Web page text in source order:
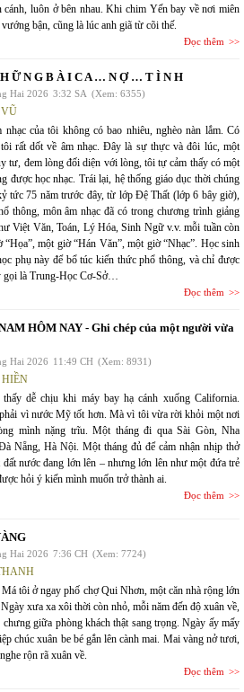
luôn ở bên nhau. Khi chim Yến bay về nơi miên
bận, cũng là lúc anh giã từ cõi thế.
Đọc thêm
H Ữ N G B À I C A … N Ợ … T Ì N H
Hai 2026 3:32 SA (Xem: 6355)
VŨ
nhạc của tôi không có bao nhiêu, nghèo nàn lắm. Có
rất dốt về âm nhạc. Đây là sự thực và đôi lúc, một
tư, đem lòng đối diện với lòng, tôi tự cảm thấy có một
được học nhạc. Trái lại, hệ thống giáo dục thời chúng
tức 75 năm trước đây, từ lớp Đệ Thất (lớp 6 bây giờ),
thông, môn âm nhạc đã có trong chương trình giảng
Việt Văn, Toán, Lý Hóa, Sinh Ngữ v.v. mỗi tuần còn
một giờ “Hán Văn”, một giờ “Nhạc”. Học sinh
phụ này để bổ túc kiến thức phổ thông, và chỉ được
gọi là Trung-Học Cơ-Sở…
Đọc thêm
HÔM NAY - Ghi chép của một người vừa
Hai 2026 11:49 CH (Xem: 8931)
dễ chịu khi máy bay hạ cánh xuống California.
vì nước Mỹ tốt hơn. Mà vì tôi vừa rời khỏi một nơi
mình nặng trĩu. Một tháng đi qua Sài Gòn, Nha
Nẵng, Hà Nội. Một tháng đủ để cảm nhận nhịp thở
đất nước đang lớn lên – nhưng lớn lên như một đứa trẻ
hỏi ý kiến mình muốn trở thành ai.
Đọc thêm
Hai 2026 7:36 CH (Xem: 7724)
tôi ở ngay phố chợ Qui Nhơn, một căn nhà rộng lớn
xưa xa xôi thời còn nhỏ, mỗi năm đến độ xuân về,
giữa phòng khách thật sang trọng. Ngày ấy mấy
chúc xuân be bé gắn lên cành mai. Mai vàng nở tươi,
rộn rã xuân về.
Đọc thêm